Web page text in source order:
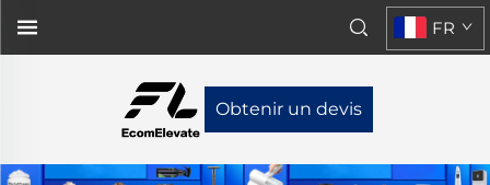
Obtenir un devis
FR